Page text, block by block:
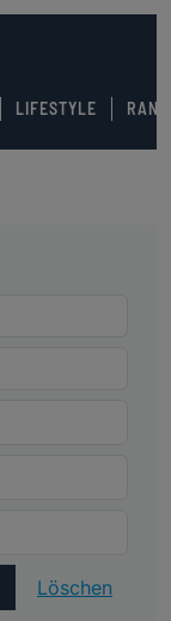
LIFESTYLE
Löschen